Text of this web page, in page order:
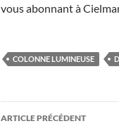
vous abonnant à
COLONNE LUMINEUSE
Navigation
ARTICLE PRÉCÉDENT